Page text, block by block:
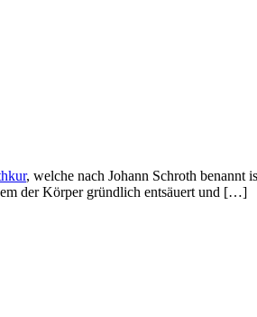
, welche nach Johann Schroth benannt
der Körper gründlich entsäuert und […]